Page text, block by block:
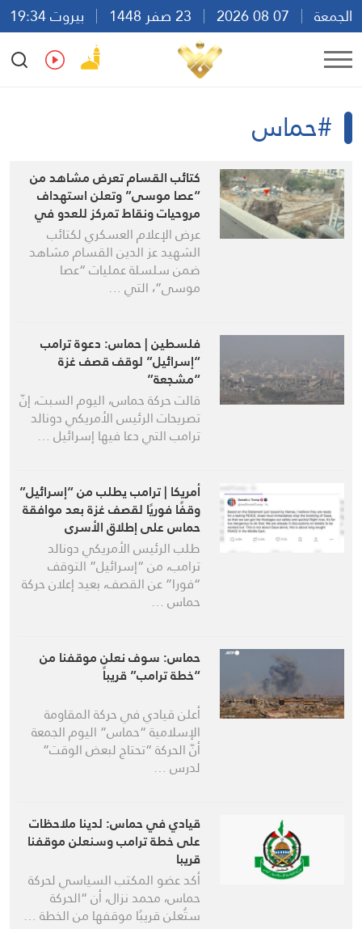
الجمعة
بيروت 19:34
Ar
En Fr Es
#حماس
كتائب القسام تعرض مشاهد من
“عصا موسى” وتعلن استهداف
مروحيات ونقاط تمركز للعدو في
غزة في الايام الماضية
عرض الإعلام العسكري لكتائب
الشهيد عز الدين القسام مشاهد
ضمن سلسلة عمليات “عصا
موسى”، التي …
فلسطين | حماس: دعوة ترامب
“إسرائيل” لوقف قصف غزة
“مشجعة”
قالت حركة حماس، اليوم السبت، إنّ
تصريحات الرئيس الأمريكي دونالد
ترامب التي دعا فيها إسرائيل …
أمريكا | ترامب يطلب من “إسرائيل”
وقفًا فوريًا لقصف غزة بعد موافقة
حماس على إطلاق الأسرى
طلب الرئيس الأمريكي دونالد
ترامب، من “إسرائيل” التوقف
“فورا” عن القصف، بعيد إعلان حركة
حماس …
حماس: سوف نعلن موقفنا من
“خطة ترامب” قريباً
أعلن قيادي في حركة المقاومة
الإسلامية “حماس” اليوم الجمعة
أنّ الحركة “تحتاج لبعض الوقت”
لدرس …
قيادي في حماس: لدينا ملاحظات
على خطة ترامب وسنعلن موقفنا
قريبا
أكد عضو المكتب السياسي لحركة
حماس، محمد نزال، أن “الحركة
ستُعلن قريبًا موقفها من الخطة …